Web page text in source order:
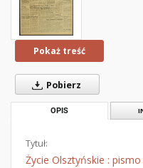
Pokaż treść
Pobierz
OPIS
Tytuł:
Życie Olsztyńskie :